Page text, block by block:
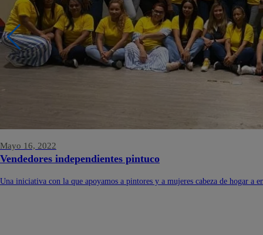
Mayo 16, 2022
Vendedores independientes pintuco
Una iniciativa con la que apoyamos a pintores y a mujeres cabeza de hogar a